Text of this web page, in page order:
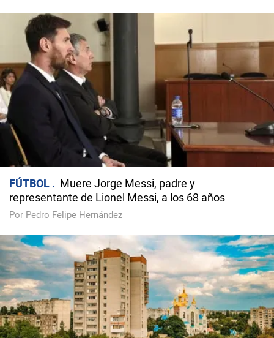
FÚTBOL
Muere Jorge Messi, padre y
representante de Lionel Messi, a los 68 años
Por Pedro Felipe Hernández